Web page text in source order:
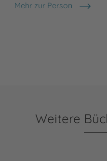
Mehr zur Person
Henriette Dzeik
Weitere